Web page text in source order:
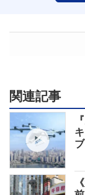
関連記事